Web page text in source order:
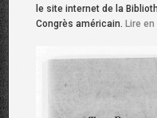
le site internet de la
Congrès américain. Lire